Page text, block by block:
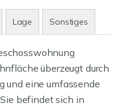
Lage Sonstiges
überzeugt durch
und eine umfassende
befindet sich in